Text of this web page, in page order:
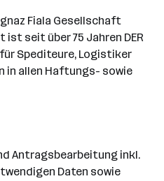
Fiala Gesellschaft
ist seit über 75 Jahren DER
Spediteure, Logistiker
in allen Haftungs- sowie
Antragsbearbeitung inkl.
Daten sowie